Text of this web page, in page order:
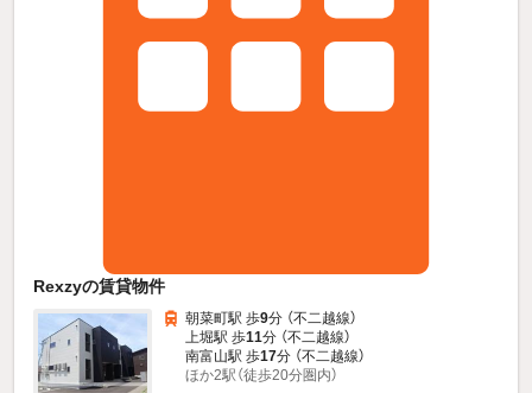
Rexzyの賃貸物件
朝菜町駅 歩9分 （不二越線）
上堀駅 歩11分 （不二越線）
南富山駅 歩17分 （不二越線）
ほか2駅（徒歩20分圏内）